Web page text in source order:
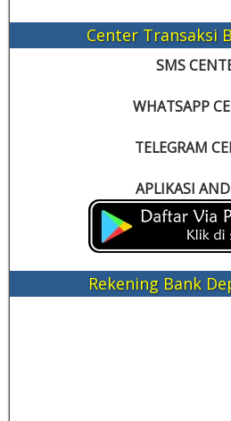
Center Transaksi
SMS
WHATSAPP
TELEGRAM
APLIKASI
Rekening Bank